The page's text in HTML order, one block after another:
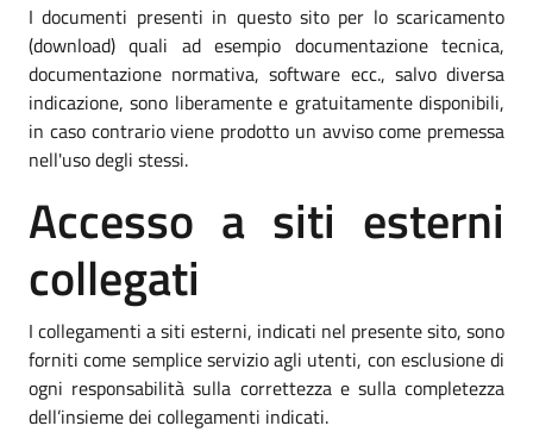
I documenti presenti in questo sito per lo scaricamento
(download) quali ad esempio documentazione tecnica,
documentazione normativa, software ecc., salvo diversa
indicazione, sono liberamente e gratuitamente disponibili,
in caso contrario viene prodotto un avviso come premessa
nell'uso degli stessi.
Accesso a siti esterni
collegati
I collegamenti a siti esterni, indicati nel presente sito, sono
forniti come semplice servizio agli utenti, con esclusione di
ogni responsabilità sulla correttezza e sulla completezza
dell’insieme dei collegamenti indicati.